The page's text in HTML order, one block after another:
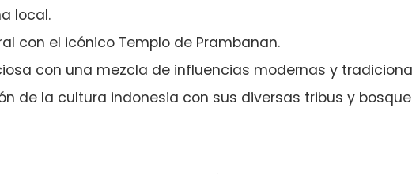
local.
con el icónico Templo de Prambanan.
con una mezcla de influencias modernas y
de la cultura indonesia con sus diversas tribus y